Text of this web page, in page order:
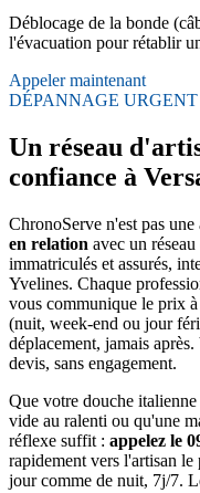
Déblocage de la bonde
l'évacuation pour rétablir
Appeler maintenant
DÉPANNAGE URGENT
Un réseau
confiance à
ChronoServe n'est pas
en relation avec un
immatriculés et assurés,
Yvelines. Chaque
vous communique le prix
(nuit, week-end ou jour
déplacement, jamais
devis, sans engagement.
Que votre douche
vide au ralenti ou qu'une
réflexe suffit : appelez le
rapidement vers l'artisan
jour comme de nuit, 7j/7.